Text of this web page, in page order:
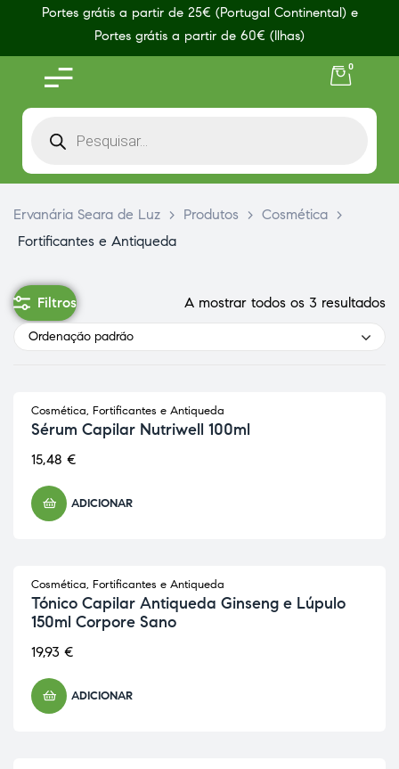
Portes grátis a partir de 25€ (Portugal Continental) e
Portes grátis a partir de 60€ (Ilhas)
0
Ervanária Seara de Luz > Produtos > Cosmética >
Fortificantes e Antiqueda
Filtros A mostrar todos os 3 resultados
Ordenação padrão
Cosmética, Fortificantes e Antiqueda
Sérum Capilar Nutriwell 100ml
15,48 €
ADICIONAR
Cosmética, Fortificantes e Antiqueda
Tónico Capilar Antiqueda Ginseng e Lúpulo
150ml Corpore Sano
19,93 €
ADICIONAR